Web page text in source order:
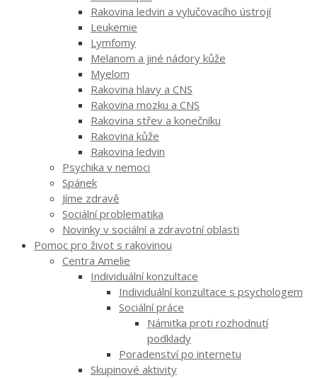
Rakovina ledvin a vylučovacího ústrojí
Leukemie
Lymfomy
Melanom a jiné nádory kůže
Myelom
Rakovina hlavy a CNS
Rakovina mozku a CNS
Rakovina střev a konečníku
Rakovina kůže
Rakovina ledvin
Psychika v nemoci
Spánek
Jíme zdravě
Sociální problematika
Novinky v sociální a zdravotní oblasti
Pomoc pro život s rakovinou
Centra Amelie
Individuální konzultace
Individuální konzultace s psychologem
Sociální práce
Námitka proti rozhodnutí
podklady
Poradenství po internetu
Skupinové aktivity